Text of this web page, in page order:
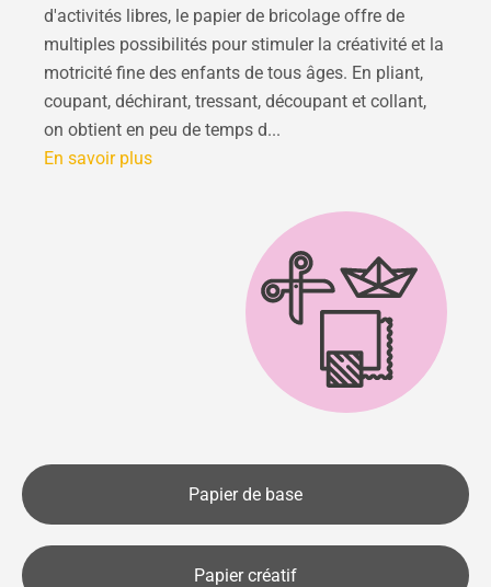
d'activités libres, le papier de bricolage offre de
multiples possibilités pour stimuler la créativité et la
motricité fine des enfants de tous âges. En pliant,
coupant, déchirant, tressant, découpant et collant,
on obtient en peu de temps d...
En savoir plus
Papier de base
Papier créatif